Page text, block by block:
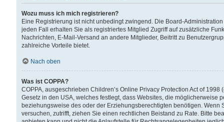
Wozu muss ich mich registrieren?
Eine Registrierung ist nicht unbedingt zwingend. Die Board-
jeden Fall erhalten Sie als registriertes Mitglied Zugriff auf zusätzliche
Nachrichten, E-Mail-Versand an andere Mitglieder, Beitritt zu
zahlreiche Vorteile bietet.
Nach oben
Was ist COPPA?
COPPA, ausgeschrieben Children’s Online Privacy Protection Act of
Gesetz in den USA, welches festlegt, dass Websites, die
beziehungsweise des oder der Erziehungsberechtigten benötigen.
versuchen, zutrifft, ziehen Sie einen rechtlichen Beistand zu Rate. Bitte